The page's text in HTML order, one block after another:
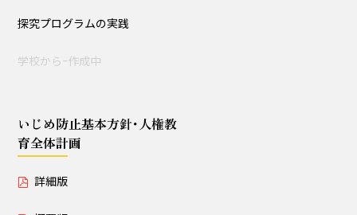
いじめ防止基本方針･人権教育全体計画
詳細版
探究プログラムの実践
学校からｰ作成中
いじめ防止基本方針･人権教
育全体計画
詳細版